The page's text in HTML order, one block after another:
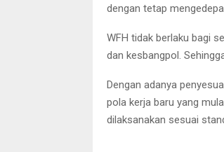
dengan tetap
WFH tidak berlaku bagi
dan kesbangpol.
Dengan adanya
pola kerja baru yang
dilaksanakan sesuai